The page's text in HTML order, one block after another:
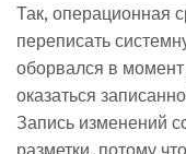
Так, операционная
переписать
оборвался в
оказаться
Запись изменений
разметки, потому